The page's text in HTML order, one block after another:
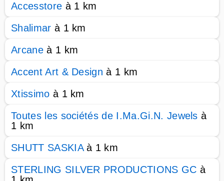
Accesstore à 1 km
Shalimar à 1 km
Arcaneà 1 km
Accent Art & Design à 1 km
Xtissimo à 1 km
Toutes les sociétés de I.Ma.Gi.N. Jewels à
1 km
SHUTT SASKIAà 1 km
STERLING SILVER PRODUCTIONS GC à